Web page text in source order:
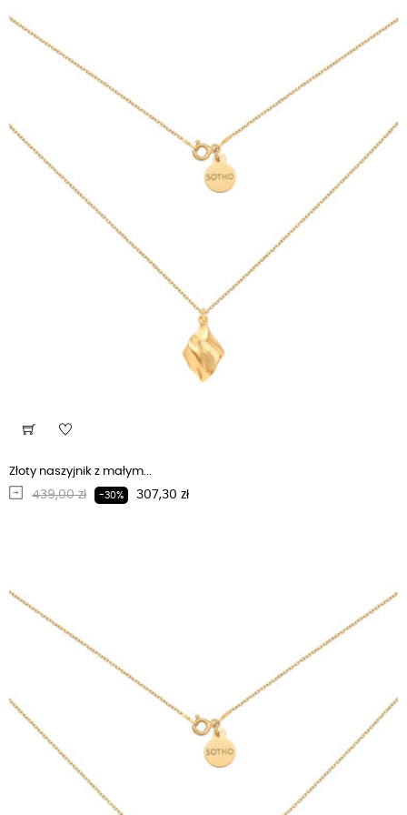
Złoty naszyjnik z małym...
Regularna cena
439,00 zł -30% Cena
307,30 zł